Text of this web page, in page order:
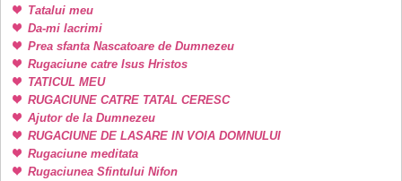
Tatalui meu
Da-mi lacrimi
Prea sfanta Nascatoare de Dumnezeu
Rugaciune catre Isus Hristos
TATICUL MEU
RUGACIUNE CATRE TATAL CERESC
Ajutor de la Dumnezeu
RUGACIUNE DE LASARE IN VOIA DOMNULUI
Rugaciune meditata
Rugaciunea Sfintului Nifon